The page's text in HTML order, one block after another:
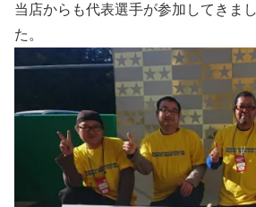
当店からも代表選手が参加してきま
た。